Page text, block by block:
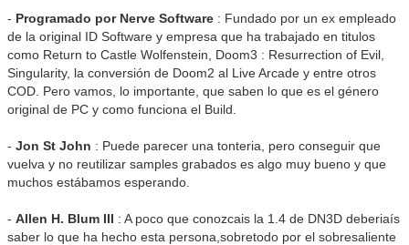
- Programado por Nerve Software : Fundado por un ex empleado
de la original ID Software y empresa que ha trabajado en titulos
como Return to Castle Wolfenstein, Doom3 : Resurrection of Evil,
Singularity, la conversión de Doom2 al Live Arcade y entre otros
COD. Pero vamos, lo importante, que saben lo que es el género
original de PC y como funciona el Build.
-Jon St John : Puede parecer una tonteria, pero conseguir que
vuelva y no reutilizar samples grabados es algo muy bueno y que
muchos estábamos esperando.
-Allen H. Blum III : A poco que conozcais la 1.4 de DN3D deberiaís
saber lo que ha hecho esta persona,sobretodo por el sobresaliente